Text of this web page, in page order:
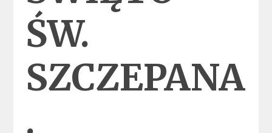
ŚW.
SZCZEPANA
.